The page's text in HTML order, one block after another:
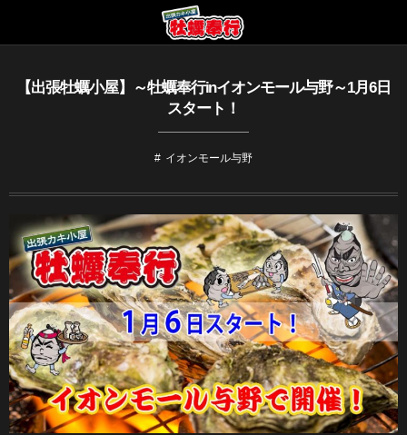
【出張牡蠣小屋】～牡蠣奉行inイオンモール与野～1月6日
スタート！
イオンモール与野